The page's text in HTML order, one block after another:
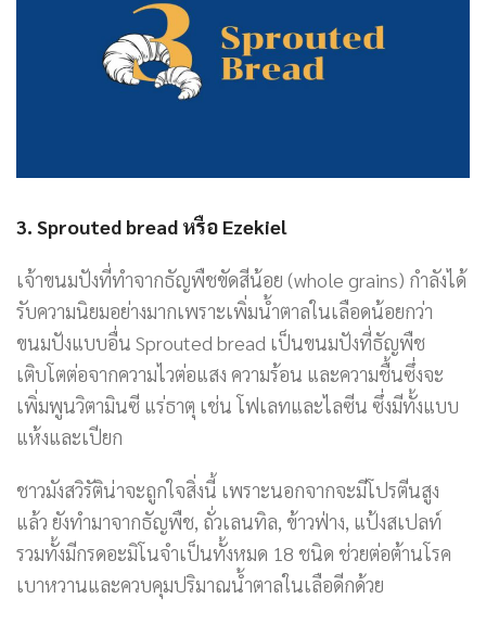
3. Sprouted bread หรือ Ezekiel
เจ้าขนมปังที่ทำจากธัญพืชขัดสีน้อย (whole grains) กำลังได้
รับความนิยมอย่างมากเพราะเพิ่มน้ำตาลในเลือดน้อยกว่า
ขนมปังแบบอื่น Sprouted bread เป็นขนมปังที่ธัญพืช
เติบโตต่อจากความไวต่อแสง ความร้อน และความชื้นซึ่งจะ
เพิ่มพูนวิตามินซี แร่ธาตุ เช่น โฟเลทและไลซีน ซึ่งมีทั้งแบบ
แห้งและเปียก
ชาวมังสวิรัติน่าจะถูกใจสิ่งนี้ เพราะนอกจากจะมีโปรตีนสูง
แล้ว ยังทำมาจากธัญพืช, ถั่วเลนทิล, ข้าวฟ่าง, แป้งสเปลท์
รวมทั้งมีกรดอะมิโนจำเป็นทั้งหมด 18 ชนิด ช่วยต่อต้านโรค
เบาหวานและควบคุมปริมาณน้ำตาลในเลือดีกด้วย